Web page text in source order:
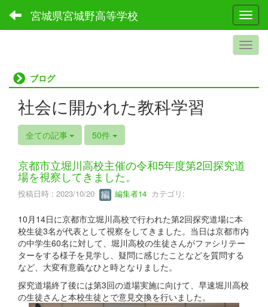
宮城県宮城野高等学校
ブログ
社会に開かれた教科学習
全ての記事 50件
京都市立堀川高校主催の令和5年度第2回探究道
場を視察してきました。
投稿日時 : 2023/10/20 編集者14 カテゴリ:
10月14日に京都市立堀川高校で行われた第2回探究道場に本
校生徒3名が代表として視察をしてきました。当日は京都市内
の中学生60名に対して、堀川高校の生徒さんがファシリテー
ターをする様子を見学し、疑問に感じたことなどを質問する
など、大変有意義なひと時となりました。
探究道場終了後には第3回の道場実施に向けて、早速堀川高校
の生徒さんと本校生徒とで意見交換を行いました。